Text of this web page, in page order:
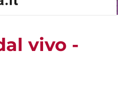
vivo -